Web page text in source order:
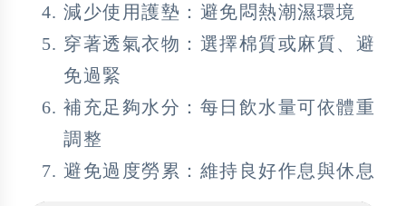
減少使用護墊：避免悶熱潮濕環境
穿著透氣衣物：選擇棉質或麻質、避
免過緊
補充足夠水分：每日飲水量可依體重
調整
避免過度勞累：維持良好作息與休息